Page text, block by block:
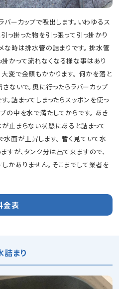
バーカップで吸出します。いわゆるス
っ掛った物を引っ張って引っ掛かり
な時は排水管の詰まりです。 排水管
かって流れなくなる様な事はあり
変で金額もかかります。 何かを落と
さないで。奥に行ったらラバーカップ
。詰まってしまったらスッポンを使っ
の中を水で満たしてからです。 あき
止まらない状態にあると詰まって
面が上昇します。 暫く見ていて水
が、タンク分は出て来ますので、
かありません。そこまでして業者を
金表
詰まり